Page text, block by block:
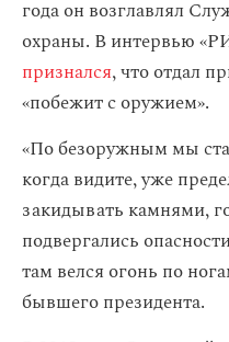
года он возглавлял
охраны. В интервью
признался, что отдал
«побежит с оружием».
«По безоружным мы
когда видите, уже
закидывать камнями,
подвергались
там велся огонь по
бывшего президента.